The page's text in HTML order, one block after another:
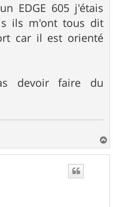
EDGE 605 j'étais
ils m'ont tous dit
car il est orienté
devoir faire du
a
u